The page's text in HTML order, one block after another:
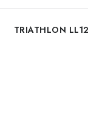
TRIATHLON